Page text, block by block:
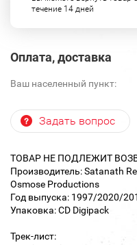
течение 14 дней
Оплата, доставка
Ваш населенный пункт:
Задать вопрос
ТОВАР НЕ ПОДЛЕЖИТ
Производитель: Satanath
Osmose Productions
Год выпуска: 1997/2020/
Упаковка: CD Digipack
Трек-лист: